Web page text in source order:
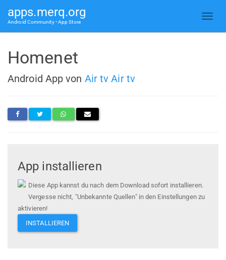
apps.merq.org
Android Community • App Store
Homenet
Android App von Air tv Air tv
App installieren
Diese App kannst du nach dem Download sofort installieren.
Vergesse nicht, "Unbekannte Quellen" in den Einstellungen zu
aktivieren!
INSTALLIEREN